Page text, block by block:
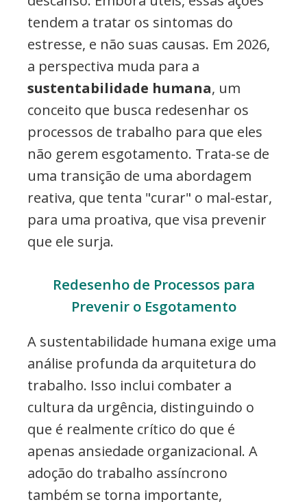
tendem a tratar os sintomas do
estresse, e não suas causas. Em 2026,
a perspectiva muda para a
sustentabilidade humana, um
conceito que busca redesenhar os
processos de trabalho para que eles
não gerem esgotamento. Trata-se de
uma transição de uma abordagem
reativa, que tenta "curar" o mal-estar,
para uma proativa, que visa prevenir
que ele surja.
Redesenho de Processos para
Prevenir o Esgotamento
A sustentabilidade humana exige uma
análise profunda da arquitetura do
trabalho. Isso inclui combater a
cultura da urgência, distinguindo o
que é realmente crítico do que é
apenas ansiedade organizacional. A
adoção do trabalho assíncrono
também se torna importante,